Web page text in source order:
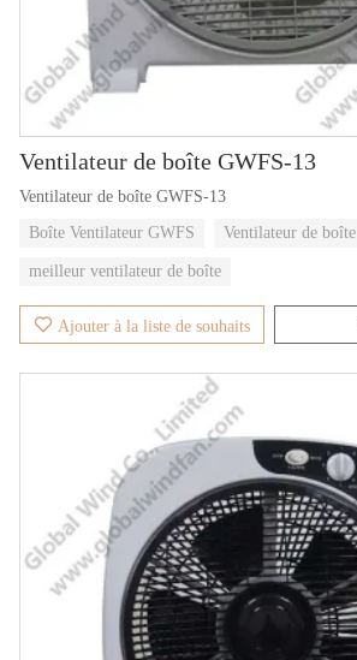
Ventilateur de boîte GWFS-13
Ventilateur de boîte GWFS-13
Boîte Ventilateur GWFS
Ventilateur de boîte
meilleur ventilateur de boîte
Ajouter à la liste de souhaits